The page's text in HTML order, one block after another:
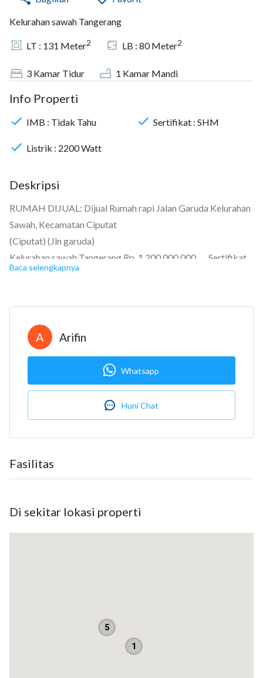
Kelurahan sawah Tangerang
LT : 131 Meter2 LB : 80Meter2
3 Kamar Tidur 1 Kamar Mandi
Info Properti
IMB : Tidak Tahu Sertifikat : SHM
Listrik : 2200Watt
Deskripsi
RUMAH DIJUAL: Dijual Rumah rapi Jalan Garuda Kelurahan
Sawah, Kecamatan Ciputat
(Ciputat) (Jln garuda)
Kelurahan sawah Tangerang Rp. 1.200.000.000 Sertifikat
Hak Milik
Kamar mandi: 1+1
Garasi: Carport
Luas tanah: 131
Luas bangunan: 80
Bangunan menghadap: Barat
Luas Tanah : 131 m2
Luas Bangunan : 80 m2
Lantai : 1
Baca selengkapnya
A Arifin
Whatsapp
Huni Chat
Fasilitas
Di sekitar lokasi properti
1
5
17